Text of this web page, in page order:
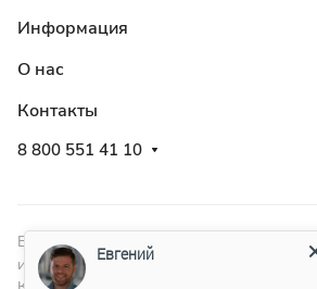
Информация
О нас
Контакты
8 800 551 41 10
ВНИМАНИЕ! Изображения в каталоге
иллюстрациями и не являются
Евгений